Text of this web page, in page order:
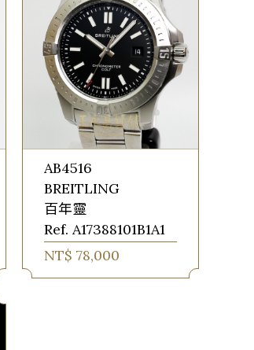
AB4516
BREITLING
百年靈
Ref. A17388101B1A1
NT$ 78,000